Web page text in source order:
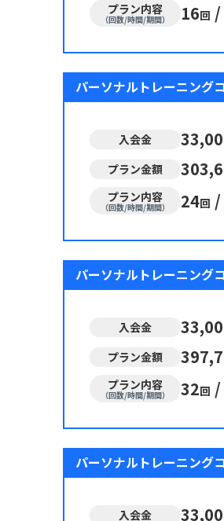
プラン内容
（回数/時間/期間） 16回 /
パーソナルトレーニング
入会金
プラン金額
プラン内容
（回数/時間/期間） 24回 /
パーソナルトレーニング
入会金
プラン金額
プラン内容
（回数/時間/期間） 32回 /
パーソナルトレーニング
入会金